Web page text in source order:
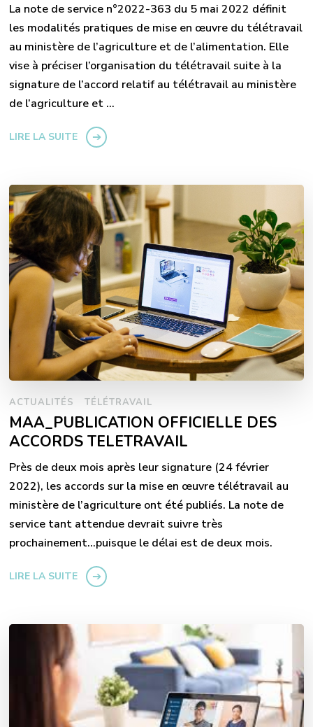
La note de service n°2022-363 du 5 mai 2022 définit
les modalités pratiques de mise en œuvre du télétravail
au ministère de l’agriculture et de l’alimentation. Elle
vise à préciser l’organisation du télétravail suite à la
signature de l’accord relatif au télétravail au ministère
de l’agriculture et …
LIRE LA SUITE
ACTUALITÉS TÉLÉTRAVAIL
MAA_PUBLICATION OFFICIELLE DES
ACCORDS TELETRAVAIL
Près de deux mois après leur signature (24 février
2022), les accords sur la mise en œuvre télétravail au
ministère de l’agriculture ont été publiés. La note de
service tant attendue devrait suivre très
prochainement…puisque le délai est de deux mois.
LIRE LA SUITE